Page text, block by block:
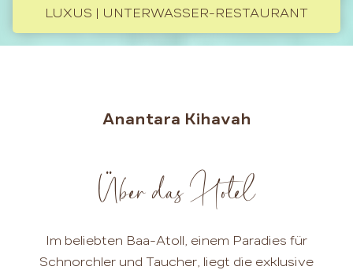
LUXUS | UNTERWASSER-RESTAURANT
Anantara Kihavah
Über das Hotel
Im beliebten Baa-Atoll, einem Paradies für
Schnorchler und Taucher, liegt die exklusive